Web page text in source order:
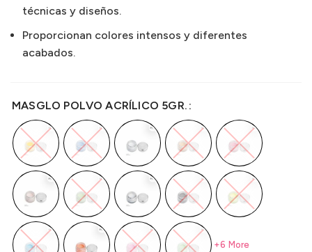
técnicas y diseños.
Proporcionan colores intensos y diferentes
acabados.
MASGLO POLVO ACRÍLICO 5GR.
+6 More